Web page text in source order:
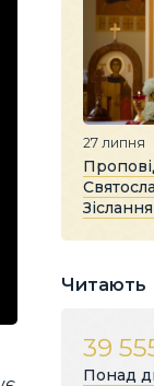
27 липня
Читають
39
Понад